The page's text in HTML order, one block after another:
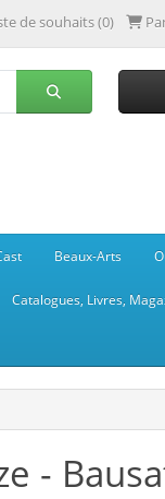
de souhaits (0)
Beaux-Arts
Catalogues, Livres,
-